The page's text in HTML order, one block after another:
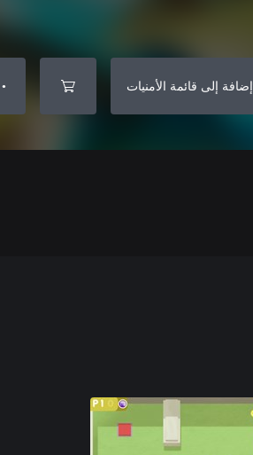
إضافة إلى قائمة الأمنيات ●